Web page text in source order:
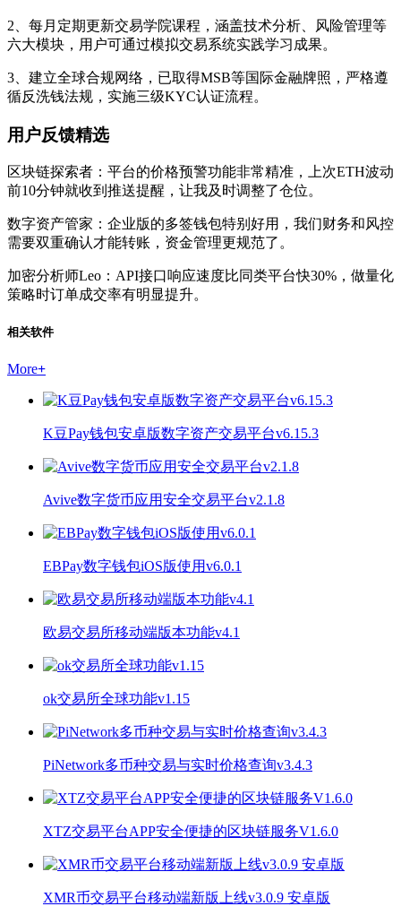
2、每月定期更新交易学院课程，涵盖技术分析、风险管理等
六大模块，用户可通过模拟交易系统实践学习成果。
3、建立全球合规网络，已取得MSB等国际金融牌照，严格遵
循反洗钱法规，实施三级KYC认证流程。
用户反馈精选
区块链探索者：平台的价格预警功能非常精准，上次ETH波动
前10分钟就收到推送提醒，让我及时调整了仓位。
数字资产管家：企业版的多签钱包特别好用，我们财务和风控
需要双重确认才能转账，资金管理更规范了。
加密分析师Leo：API接口响应速度比同类平台快30%，做量化
策略时订单成交率有明显提升。
相关软件
More+
K豆Pay钱包安卓版数字资产交易平台v6.15.3
Avive数字货币应用安全交易平台v2.1.8
EBPay数字钱包iOS版使用v6.0.1
欧易交易所移动端版本功能v4.1
ok交易所全球功能v1.15
PiNetwork多币种交易与实时价格查询v3.4.3
XTZ交易平台APP安全便捷的区块链服务V1.6.0
XMR币交易平台移动端新版上线v3.0.9 安卓版